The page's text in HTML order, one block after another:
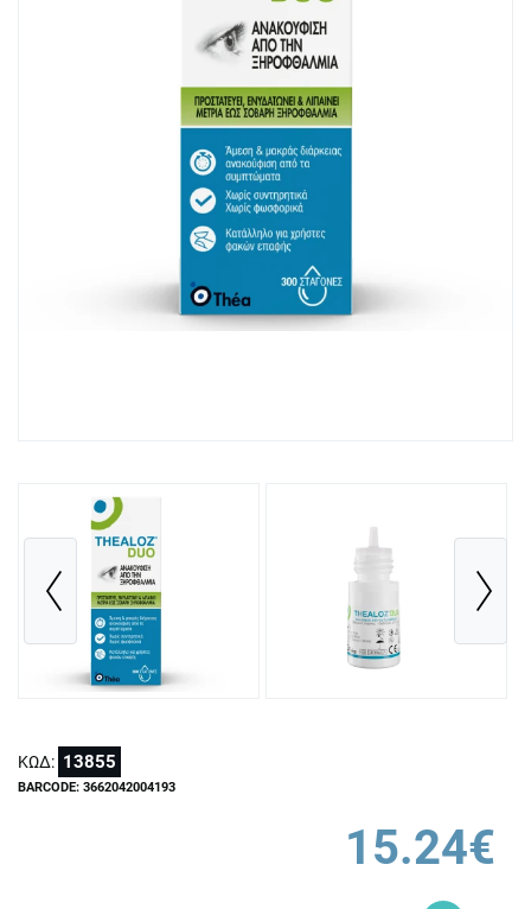
ΚΩΔ: 13855
BARCODE: 3662042004193
15.24€